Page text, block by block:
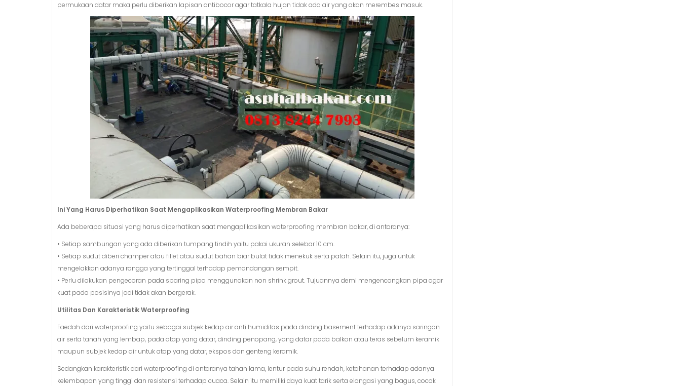
permukaan datar maka perlu diberikan lapisan antibocor agar tatkala hujan tidak ada air yang akan merembes masuk.
Ini Yang Harus Diperhatikan Saat Mengaplikasikan Waterproofing Membran Bakar
Ada beberapa situasi yang harus diperhatikan saat mengaplikasikan waterproofing membran bakar, di antaranya:
• Setiap sambungan yang ada diberikan tumpang tindih yaitu pakai ukuran selebar 10 cm.
• Setiap sudut diberi champer atau fillet atau sudut bahan biar bulat tidak menekuk serta patah. Selain itu, juga untuk
mengelakkan adanya rongga yang tertinggal terhadap pemandangan sempit.
• Perlu dilakukan pengecoran pada sparing pipa menggunakan non shrink grout. Tujuannya demi mengencangkan pipa agar
kuat pada posisinya jadi tidak akan bergerak.
Utilitas Dan Karakteristik Waterproofing
Faedah dari waterproofing yaitu sebagai subjek kedap air anti humiditas pada dinding basement terhadap adanya saringan
air serta tanah yang lembap, pada atap yang datar, dinding penopang, yang datar pada balkon atau teras sebelum keramik
maupun subjek kedap air untuk atap yang datar, ekspos dan genteng keramik.
Sedangkan karakteristik dari waterproofing di antaranya tahan lama, lentur pada suhu rendah, ketahanan terhadap adanya
kelembapan yang tinggi dan resistensi terhadap cuaca. Selain itu memiliki daya kuat tarik serta elongasi yang bagus, cocok